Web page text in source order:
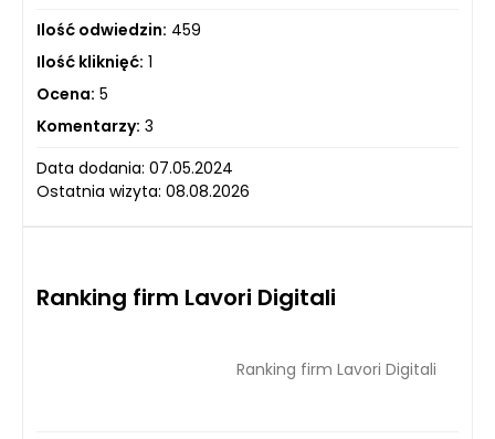
Ilość odwiedzin: 459
Ilość kliknięć: 1
Ocena: 5
Komentarzy: 3
Data dodania: 07.05.2024
Ostatnia wizyta: 08.08.2026
Ranking firm Lavori Digitali
Ranking firm Lavori Digitali